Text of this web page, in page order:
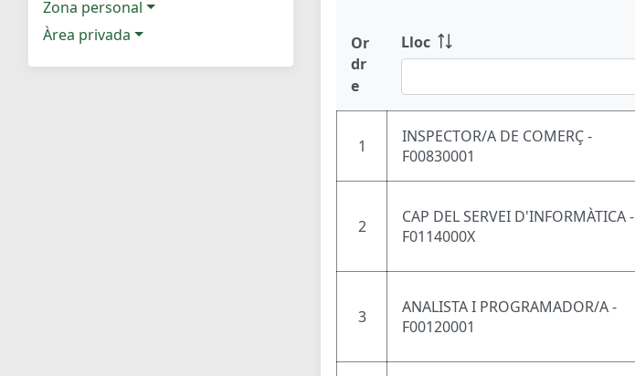
Zona personal
Àrea privada
Or
dr
e
Lloc
1
INSPECTOR/A DE COMERÇ -
F00830001
2
CAP DEL SERVEI D'INFORMÀTICA -
F0114000X
3
ANALISTA I PROGRAMADOR/A -
F00120001